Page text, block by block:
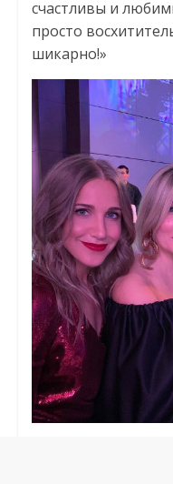
счастливы и
просто
шикарно!»